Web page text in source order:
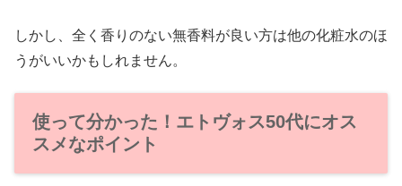
しかし、全く香りのない無香料が良い方は他の化粧水のほ
うがいいかもしれません。
使って分かった！エトヴォス50代にオス
スメなポイント